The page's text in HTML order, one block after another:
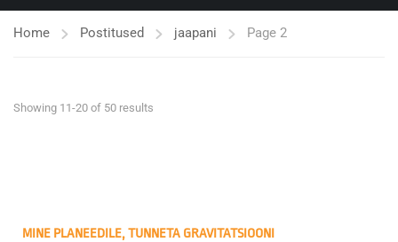
Home Postitused jaapani Page 2
Showing 11-20 of 50 results
MINE PLANEEDILE, TUNNETA GRAVITATSIOONI